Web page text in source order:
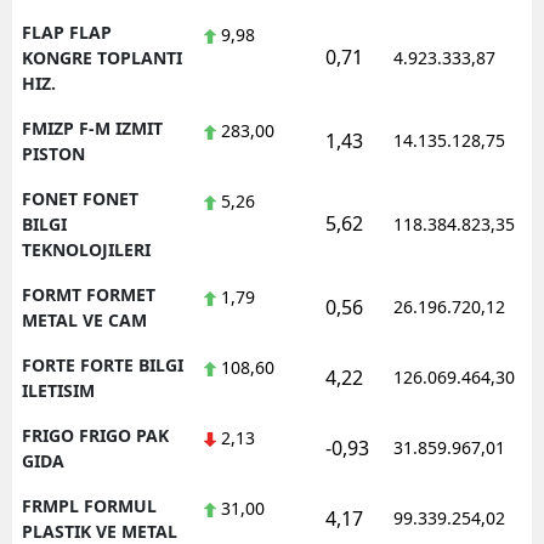
FLAP FLAP
KONGRE TOPLANTI
HIZ.
9,98
0,71 4.923.333,87
FMIZP F-M IZMIT
PISTON
283,00 1,43 14.135.128,75
FONET FONET
BILGI
TEKNOLOJILERI
5,26
5,62 118.384.823,35
FORMT FORMET
METAL VE CAM
1,79 0,56 26.196.720,12
FORTE FORTE BILGI
ILETISIM
108,60 4,22 126.069.464,30
FRIGO FRIGO PAK
GIDA
2,13 -0,93 31.859.967,01
FRMPL FORMUL
PLASTIK VE METAL
31,00 4,17 99.339.254,02